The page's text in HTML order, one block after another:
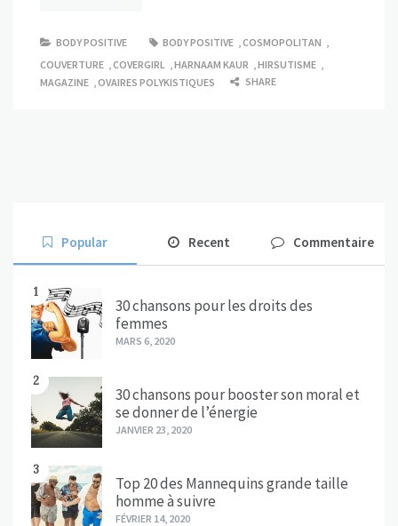
BODY POSITIVE BODY POSITIVE COSMOPOLITAN
COUVERTURE
COVERGIRL HARNAAM KAUR HIRSUTISME
MAGAZINE
OVAIRES POLYKISTIQUES SHARE
Popular Recent Commentaire
1
30 chansons pour les droits des
femmes
MARS 6, 2020
2
30 chansons pour booster son moral et
se donner de l’énergie
JANVIER 23, 2020
3
Top 20 des Mannequins grande taille
homme à suivre
FÉVRIER 14, 2020